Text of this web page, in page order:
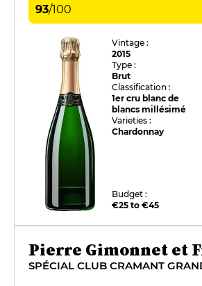
93/100
Vintage :
2015
Type :
Brut
Classification :
1er cru blanc de
blancs millésimé
Varieties :
Chardonnay
Budget :
€25 to €45
Pierre Gimonnet et
SPÉCIAL CLUB CRAMANT